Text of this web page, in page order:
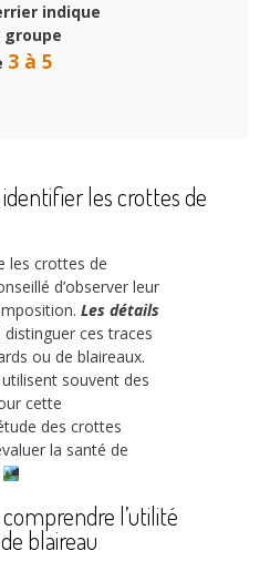
indique
3 à 5
identifier les crottes de
les crottes de
d’observer leur
Les détails
distinguer ces traces
ou de blaireaux.
souvent des
cette
des crottes
la santé de
l’utilité
blaireau